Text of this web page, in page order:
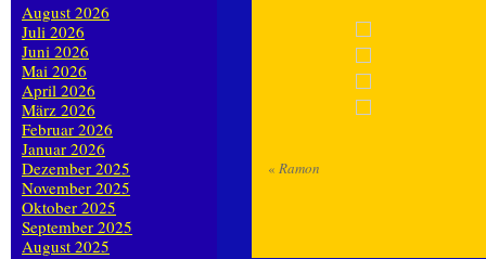
« Ramon
August 2026
Juli 2026
Juni 2026
Mai 2026
April 2026
März 2026
Februar 2026
Januar 2026
Dezember 2025
November 2025
Oktober 2025
September 2025
August 2025